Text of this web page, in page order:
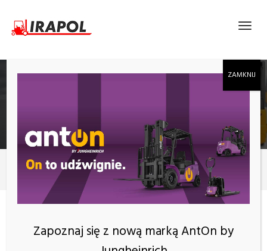
Produkty 227 kg
KATEGORIE
Zapoznaj się z nową marką AntOn by